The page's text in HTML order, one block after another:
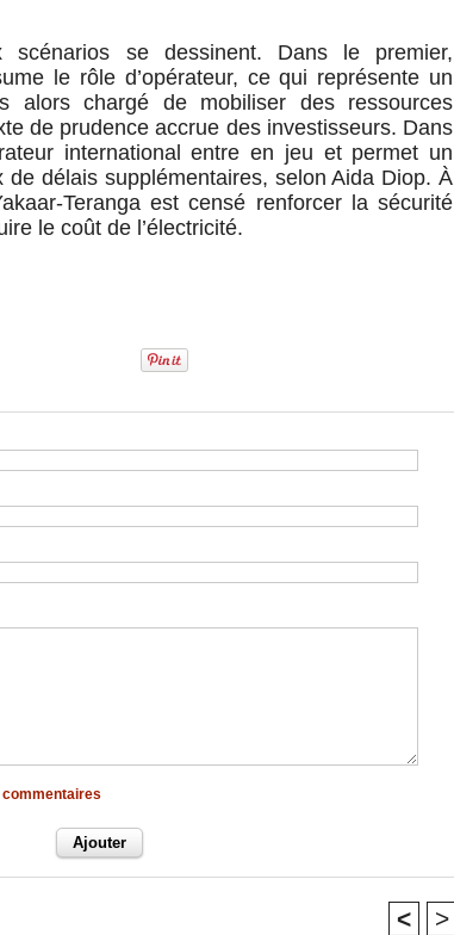
scénarios se dessinent. Dans le premier,
le rôle d’opérateur, ce qui représente un
alors chargé de mobiliser des ressources
de prudence accrue des investisseurs. Dans
international entre en jeu et permet un
de délais supplémentaires, selon Aida Diop. À
Teranga est censé renforcer la sécurité
le coût de l’électricité.
< >